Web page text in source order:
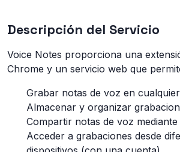
Descripción del Servicio
Voice Notes proporciona una
Chrome y un servicio web que
Grabar notas de voz en
Almacenar y organizar
Compartir notas de voz
Acceder a grabaciones desde